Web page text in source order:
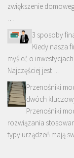
zwiększenie
…
3 sposoby
Kiedy nasza
myśleć o
Najczęściej jest …
Przenośniki
dwóch
Przenośniki
rozwiązania
typy urządzeń mają